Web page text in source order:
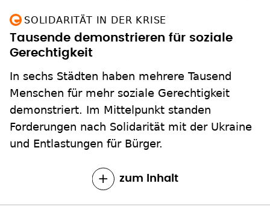
SOLIDARITÄT IN DER KRISE
Tausende demonstrieren für soziale
Gerechtigkeit
In sechs Städten haben mehrere Tausend
Menschen für mehr soziale Gerechtigkeit
demonstriert. Im Mittelpunkt standen
Forderungen nach Solidarität mit der Ukraine
und Entlastungen für Bürger.
zum Inhalt